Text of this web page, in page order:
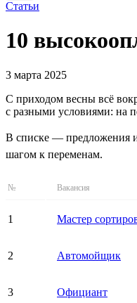
Статьи
10
3 марта 2025
С приходом весны всё
с разными условиями: на
В списке — предложения
шагом к переменам.
№ Вакансия
1 Мастер
2 Автомойщик
3 Официант